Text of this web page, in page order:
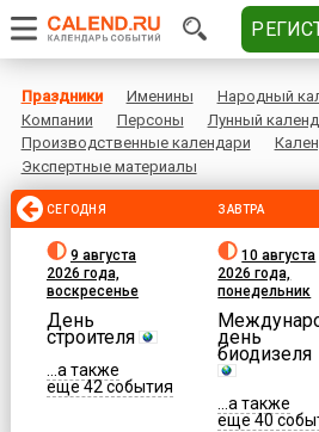
Праздники Именины Народный
Компании
Персоны
Лунный
Производственные календари
Экспертные материалы
СЕГОДНЯ
9 августа
2026 года,
воскресенье
День
строителя
...а также
еще 42 события
ЗАВТРА
10 августа
2026 года,
понедельник
день
биодизеля
...а также
еще 40